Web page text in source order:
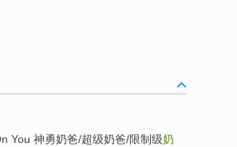
You 神勇奶爸/超级奶爸/限制级奶